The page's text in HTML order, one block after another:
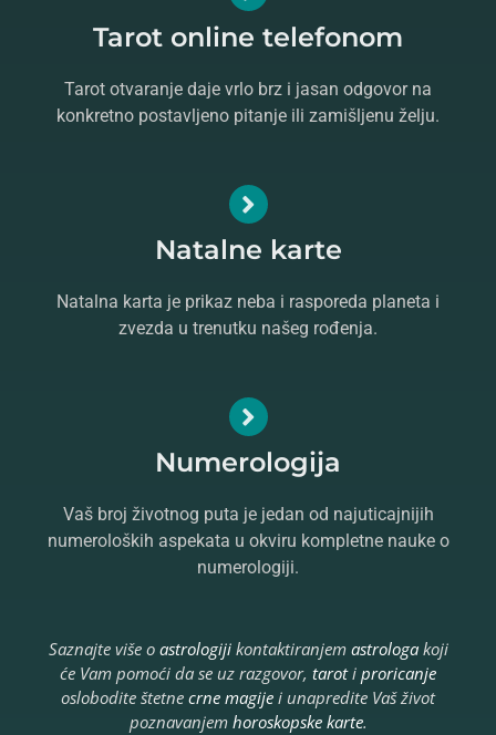
Tarot online telefonom
Tarot otvaranje daje vrlo brz i jasan odgovor na
konkretno postavljeno pitanje ili zamišljenu želju.
Natalne karte
Natalna karta je prikaz neba i rasporeda planeta i
zvezda u trenutku našeg rođenja.
Numerologija
Vaš broj životnog puta je jedan od najuticajnijih
numeroloških aspekata u okviru kompletne nauke o
numerologiji.
Saznajte više o astrologijikontaktiranjem astrologakoji
će Vam pomoći da se uz razgovor, taroti proricanje
oslobodite štetne crne magije i unapredite Vaš život
poznavanjem horoskopske karte.